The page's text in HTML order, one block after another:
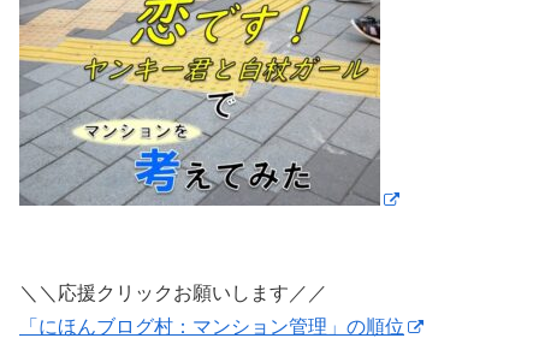
＼＼応援クリックお願いします／／
「にほんブログ村：マンション管理」の順位